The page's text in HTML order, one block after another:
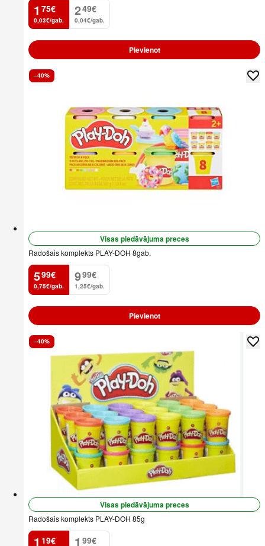
1
. 75€
0,03€/gab.
2
. 49€
0,04€/gab.
Pievienot
–40%
Visas piedāvājuma preces
Radošais komplekts PLAY-DOH 8gab.
5
. 99€
0,75€/gab.
9
. 99€
1,25€/gab.
Pievienot
–40%
Visas piedāvājuma preces
Radošais komplekts PLAY-DOH 85g
1
. 19€ 1
. 99€